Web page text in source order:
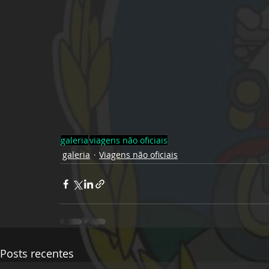
galeriaviagens não oficiais
galeria
Viagens não oficiais
Posts recentes